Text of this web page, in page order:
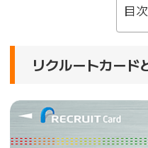
目次
リクルートカード